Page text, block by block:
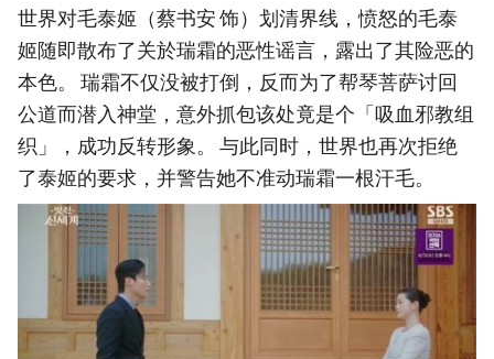
世界对毛泰姬（蔡书安 饰）划清界线，愤怒的毛泰
姬随即散布了关於瑞霜的恶性谣言，露出了其险恶的
本色。 瑞霜不仅没被打倒，反而为了帮琴菩萨讨回
公道而潜入神堂，意外抓包该处竟是个「吸血邪教组
织」，成功反转形象。 与此同时，世界也再次拒绝
了泰姬的要求，并警告她不准动瑞霜一根汗毛。